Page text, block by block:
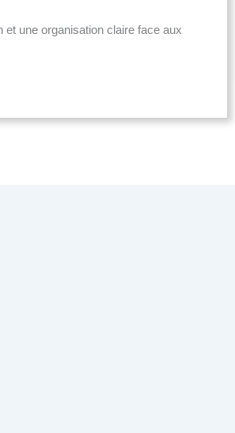
une organisation claire face aux